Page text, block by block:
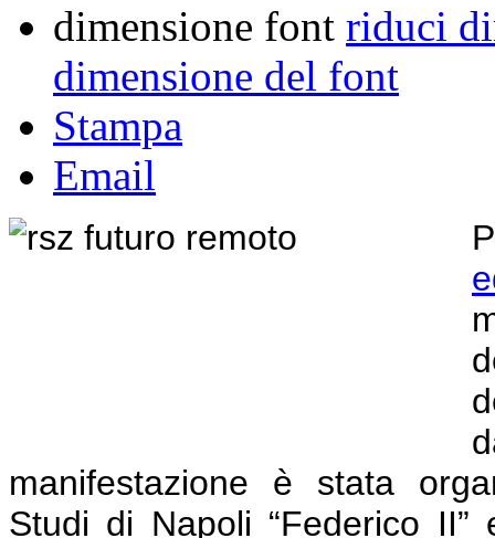
dimensione font riduci
dimensione del font
Stampa
Email
manifestazione è stata
Studi di Napoli “Federico II”